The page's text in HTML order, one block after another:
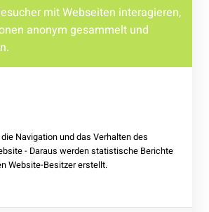
mit Webseiten interagieren,
anonym gesammelt und
Navigation und das Verhalten des
- Daraus werden statistische Berichte
Website-Besitzer erstellt.